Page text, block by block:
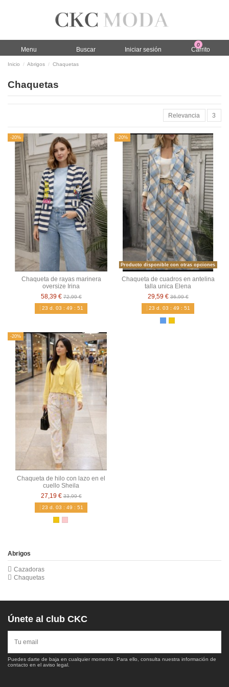
Menu Buscar Iniciar sesión
0
Carrito
Inicio Abrigos Chaquetas
Chaquetas
Relevancia 3
-20%
Chaqueta de rayas marinera
oversize Irina
58,39 €72,99 €
23 d. 03 :49 :50
-20%
Producto disponible con otras opciones
Chaqueta de cuadros en antelina
talla unica Elena
29,59 €36,99 €
23 d. 03 :49 :50
-20%
Chaqueta de hilo con lazo en el
cuello Sheila
27,19 €33,99 €
23 d. 03 :49 :50
Abrigos
Cazadoras
Chaquetas
Únete al club CKC
Puedes darte de baja en cualquier momento. Para ello, consulta nuestra información de
contacto en el aviso legal.